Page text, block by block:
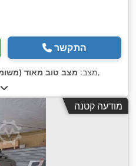
התקשר
מצב: מצב טוב מאוד ,
מודעה קטנה